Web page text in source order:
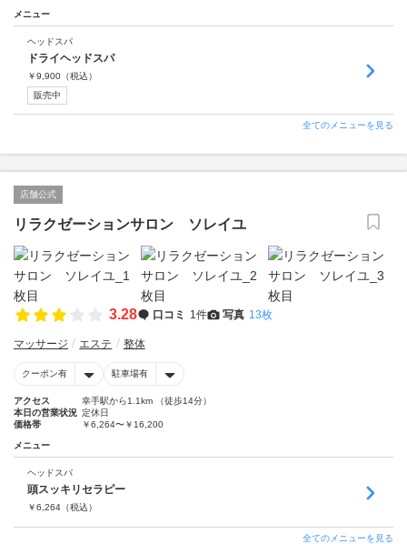
メニュー
ヘッドスパ
ドライヘッドスパ
￥9,900 （税込）
販売中
全てのメニューを見る
店舗公式
リラクゼーションサロン ソレイユ
3.28 口コミ 1件 写真 13枚
マッサージ エステ 整体
クーポン有 駐車場有
アクセス
幸手駅から1.1km （徒歩14分）
本日の営業状況 定休日
価格帯
￥6,264〜￥16,200
メニュー
ヘッドスパ
頭スッキリセラピー
￥6,264 （税込）
全てのメニューを見る